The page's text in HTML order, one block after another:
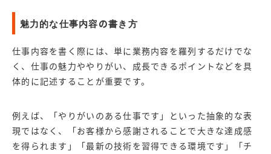
魅力的な仕事内容の書き方
仕事内容を書く際には、単に業務内容を羅列するだけでな
く、仕事の魅力ややりがい、成長できるポイントなどを具
体的に記述することが重要です。
例えば、「やりがいのある仕事です」といった抽象的な表
現ではなく、「お客様から感謝されることで大きな達成感
を得られます」「最新の技術を習得できる環境です」「チ